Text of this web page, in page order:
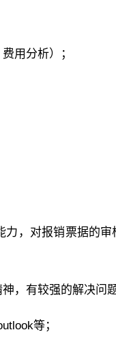
用分析）；
，对报销票据的
，有较强的解决问题
等；